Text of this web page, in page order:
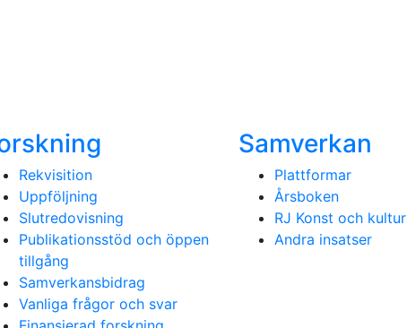
Rekvisition
Uppföljning
Slutredovisning
Publikationsstöd och öppen
tillgång
Samverkansbidrag
Vanliga frågor och svar
Samverkan
Plattformar
Årsboken
RJ Konst och kultur
Andra insatser